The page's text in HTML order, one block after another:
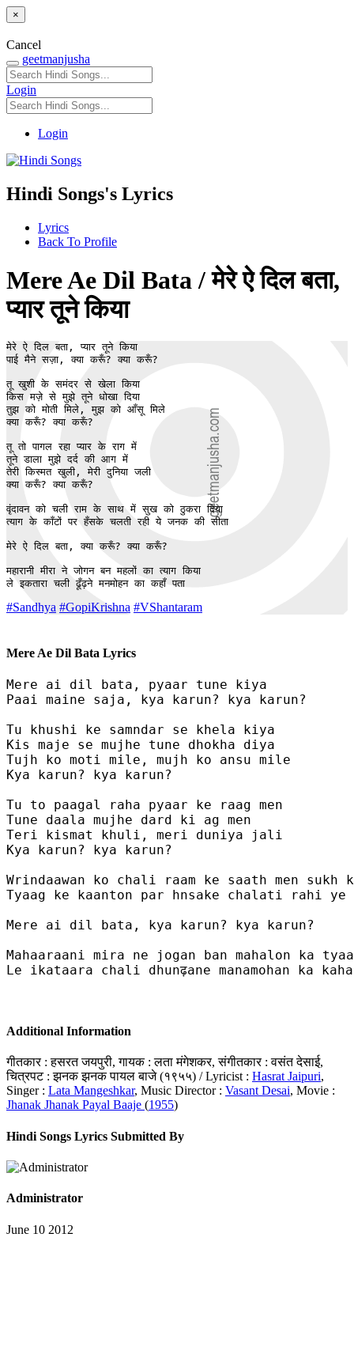
×
Cancel
geetmanjusha
Login
Login
Hindi Songs's Lyrics
Lyrics
Back To Profile
Mere Ae Dil Bata / मेरे ऐ दिल बता,
प्यार तूने किया
मेरे ऐ दिल बता, प्यार तूने किया
पाई मैने सज़ा, क्या करूँ? क्या करूँ?
तू खुशी के समंदर से खेला किया
किस मज़े से मुझे तूने धोखा दिया
तुझ को मोती मिले, मुझ को आँसू मिले
क्या करूँ? क्या करूँ?
तू तो पागल रहा प्यार के राग में
तूने डाला मुझे दर्द की आग में
तेरी किस्मत खुली, मेरी दुनिया जली
क्या करूँ? क्या करूँ?
वृंदावन को चली राम के साथ में सुख को ठुकरा दिया
त्याग के काँटों पर हँसके चलती रही ये जनक की सीता
मेरे ऐ दिल बता, क्या करूँ? क्या करूँ?
महारानी मीरा ने जोगन बन महलों का त्याग किया
ले इकतारा चली ढूँढ़ने मनमोहन का कहाँ पता
#Sandhya #GopiKrishna #VShantaram
Mere Ae Dil Bata Lyrics
Mere ai dil bata, pyaar tune kiya
Paai maine saja, kya karun? kya karun?
Tu khushi ke samndar se khela kiya
Kis maje se mujhe tune dhokha diya
Tujh ko moti mile, mujh ko ansu mile
Kya karun? kya karun?
Tu to paagal raha pyaar ke raag men
Tune daala mujhe dard ki ag men
Teri kismat khuli, meri duniya jali
Kya karun? kya karun?
Wrindaawan ko chali raam ke saath men
Tyaag ke kaanton par hnsake chalati rahi
Mere ai dil bata, kya karun? kya karun?
Mahaaraani mira ne jogan ban mahalon ka
Le ikataara chali dhunढ़ane manamohan ka
Additional Information
गीतकार : हसरत जयपुरी, गायक : लता मंगेशकर, संगीतकार : वसंत देसाई,
चित्रपट : झनक झनक पायल बाजे (१९५५) / Lyricist : Hasrat Jaipuri,
Singer : Lata Mangeshkar, Music Director : Vasant Desai, Movie :
Jhanak Jhanak Payal Baaje (1955)
Hindi Songs Lyrics Submitted By
Administrator
June 10 2012